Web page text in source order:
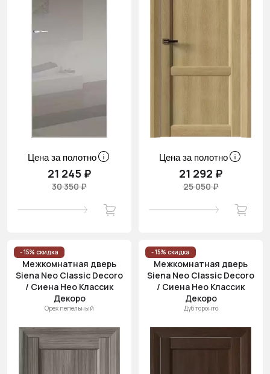
Цена за полотно
21 245 ₽
30 350 ₽
Цена за полотно
21 292 ₽
25 050 ₽
- 15% скидка
Межкомнатная дверь
Siena Neo Classic Decoro
/ Сиена Нео Классик
Декоро
Орех пепельный
- 15% скидка
Межкомнатная дверь
Siena Neo Classic Decoro
/ Сиена Нео Классик
Декоро
Дуб торонто